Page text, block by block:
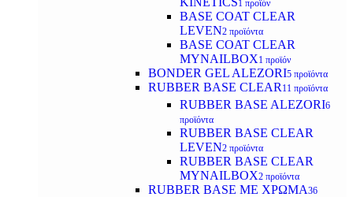
1 προϊόν
BASE COAT CLEAR
LEVEN2 προϊόντα
BASE COAT CLEAR
MYNAILBOX1 προϊόν
BONDER GEL ALEZORI5 προϊόντα
RUBBER BASE CLEAR 11 προϊόντα
RUBBER BASE ALEZORI6
προϊόντα
RUBBER BASE CLEAR
LEVEN2 προϊόντα
RUBBER BASE CLEAR
MYNAILBOX2 προϊόντα
RUBBER BASE ΜΕ ΧΡΩΜΑ36